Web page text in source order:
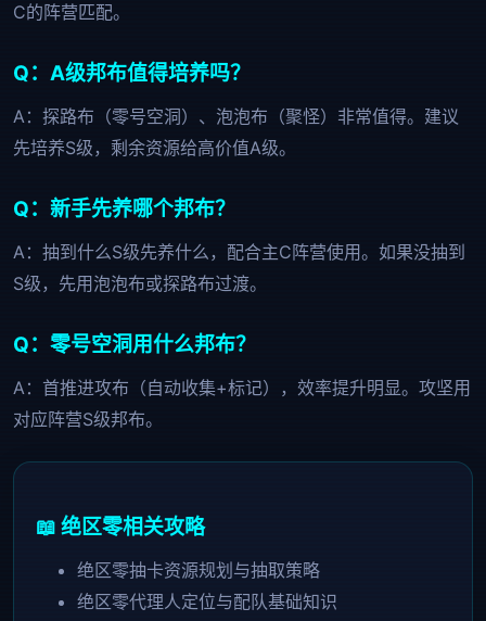
C的阵营匹配。
Q：A级邦布值得培养吗？
A：探路布（零号空洞）、泡泡布（聚怪）非常值得。建议
先培养S级，剩余资源给高价值A级。
Q：新手先养哪个邦布？
A：抽到什么S级先养什么，配合主C阵营使用。如果没抽到
S级，先用泡泡布或探路布过渡。
Q：零号空洞用什么邦布？
A：首推进攻布（自动收集+标记），效率提升明显。攻坚用
对应阵营S级邦布。
📖 绝区零相关攻略
绝区零抽卡资源规划与抽取策略
绝区零代理人定位与配队基础知识